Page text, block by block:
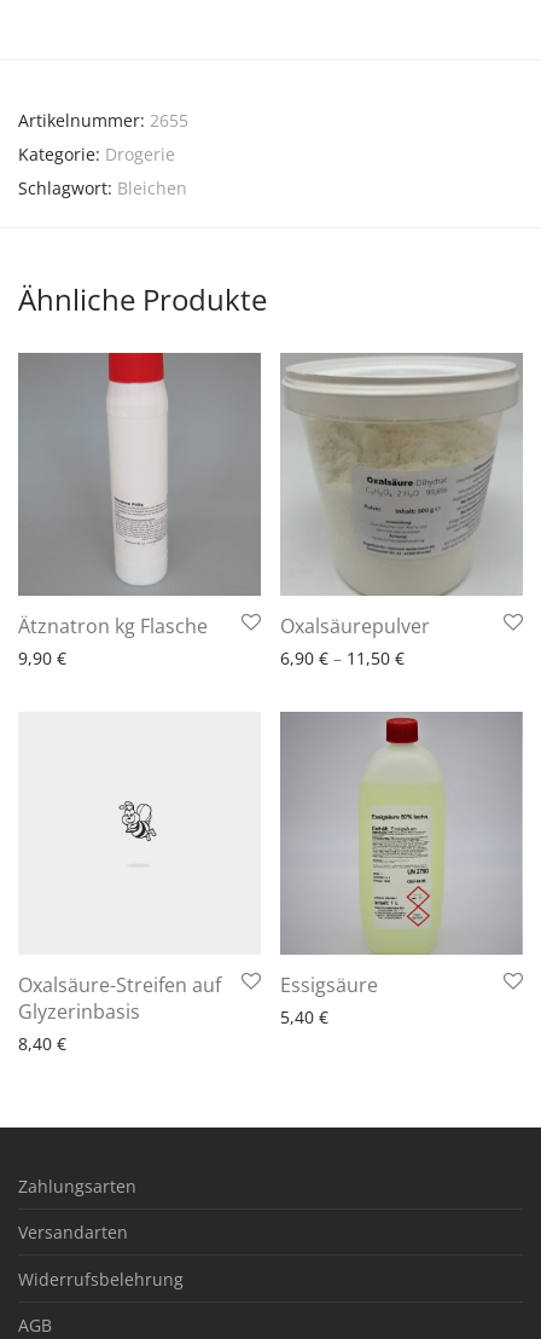
Artikelnummer: 2655
Kategorie: Drogerie
Schlagwort: Bleichen
Ähnliche Produkte
Ätznatron kg Flasche
9,90 €
6 - 10 Arbeitstage Oxalsäurepulver
6,90 € – 11,50 €
6 - 10 Arbeitstage
Oxalsäure-Streifen auf
Glyzerinbasis
8,40 €
6 - 10 Arbeitstage
Essigsäure
5,40 €
6 - 10 Arbeitstage
Zahlungsarten
Versandarten
Widerrufsbelehrung
AGB